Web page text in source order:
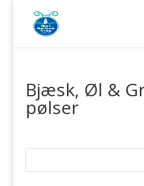
Bjæsk, Øl &
pølser